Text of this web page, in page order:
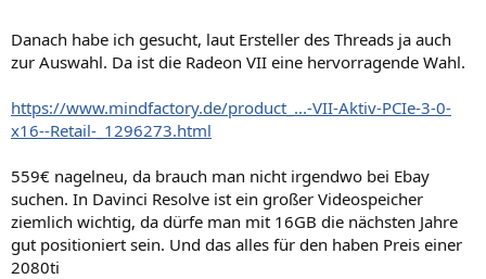
Danach habe ich gesucht, laut Ersteller des Threads ja auch
zur Auswahl. Da ist die Radeon VII eine hervorragende Wahl.
https://www.mindfactory.de/product_...-VII-Aktiv-PCIe-3-0-
x16--Retail-_1296273.html
559€ nagelneu, da brauch man nicht irgendwo bei Ebay
suchen. In Davinci Resolve ist ein großer Videospeicher
ziemlich wichtig, da dürfe man mit 16GB die nächsten Jahre
gut positioniert sein. Und das alles für den haben Preis einer
2080ti